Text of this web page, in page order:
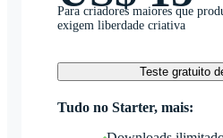
Para criadores maiores que
exigem liberdade criativa
Teste gratuito
Tudo no Starter, mais: